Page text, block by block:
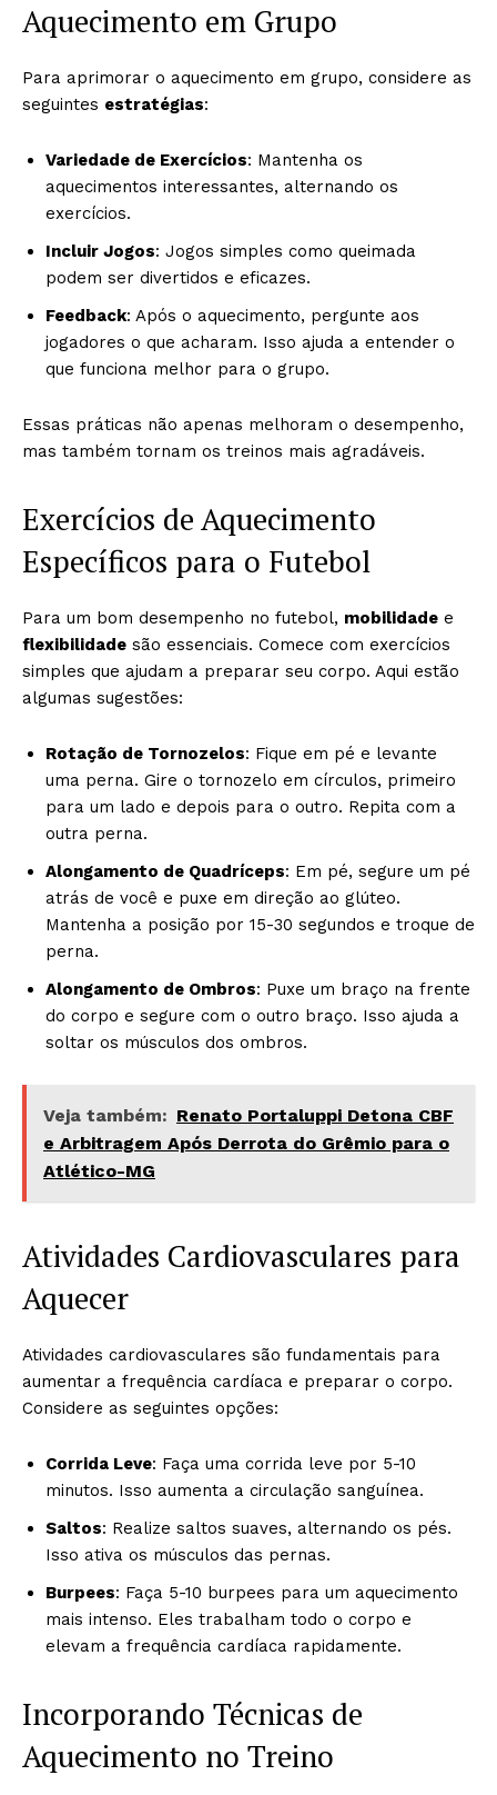
Aquecimento em Grupo
Para aprimorar o aquecimento em grupo, considere as
seguintes estratégias:
Variedade de Exercícios: Mantenha os
aquecimentos interessantes, alternando os
exercícios.
Incluir Jogos: Jogos simples como queimada
podem ser divertidos e eficazes.
Feedback: Após o aquecimento, pergunte aos
jogadores o que acharam. Isso ajuda a entender o
que funciona melhor para o grupo.
Essas práticas não apenas melhoram o desempenho,
mas também tornam os treinos mais agradáveis.
Exercícios de Aquecimento
Específicos para o Futebol
Para um bom desempenho no futebol, mobilidade e
flexibilidade são essenciais. Comece com exercícios
simples que ajudam a preparar seu corpo. Aqui estão
algumas sugestões:
Rotação de Tornozelos: Fique em pé e levante
uma perna. Gire o tornozelo em círculos, primeiro
para um lado e depois para o outro. Repita com a
outra perna.
Alongamento de Quadríceps: Em pé, segure um pé
atrás de você e puxe em direção ao glúteo.
Mantenha a posição por 15-30 segundos e troque de
perna.
Alongamento de Ombros: Puxe um braço na frente
do corpo e segure com o outro braço. Isso ajuda a
soltar os músculos dos ombros.
Veja também: Renato Portaluppi Detona CBF
e Arbitragem Após Derrota do Grêmio para o
Atlético-MG
Atividades Cardiovasculares para
Aquecer
Atividades cardiovasculares são fundamentais para
aumentar a frequência cardíaca e preparar o corpo.
Considere as seguintes opções:
Corrida Leve: Faça uma corrida leve por 5-10
minutos. Isso aumenta a circulação sanguínea.
Saltos: Realize saltos suaves, alternando os pés.
Isso ativa os músculos das pernas.
Burpees: Faça 5-10 burpees para um aquecimento
mais intenso. Eles trabalham todo o corpo e
elevam a frequência cardíaca rapidamente.
Incorporando Técnicas de
Aquecimento no Treino